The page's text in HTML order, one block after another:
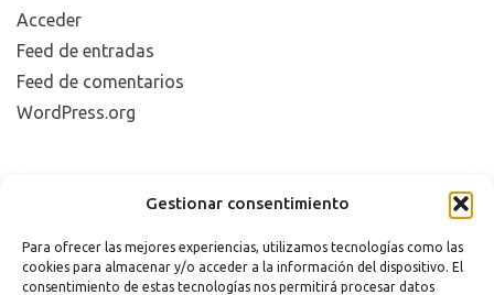
Gestionar consentimiento
Para ofrecer las mejores experiencias, utilizamos tecnologías como las
cookies para almacenar y/o acceder a la información del dispositivo. El
consentimiento de estas tecnologías nos permitirá procesar datos
Acceder
Feed de entradas
Feed de comentarios
WordPress.org
Copyright 2023 | |Política de cookies